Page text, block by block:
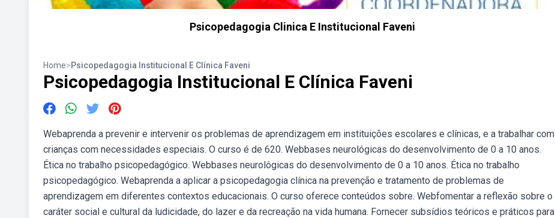
Psicopedagogia Clinica E Institucional Faveni
Home>Psicopedagogia Institucional E Clínica Faveni
Psicopedagogia Institucional E Clínica Faveni
Webaprenda a prevenir e intervenir os problemas de aprendizagem em instituições escolares e clínicas, e a trabalhar com
crianças com necessidades especiais. O curso é de 620. Webbases neurológicas do desenvolvimento de 0 a 10 anos.
Ética no trabalho psicopedagógico. Webbases neurológicas do desenvolvimento de 0 a 10 anos. Ética no trabalho
psicopedagógico. Webaprenda a aplicar a psicopedagogia clínica na prevenção e tratamento de problemas de
aprendizagem em diferentes contextos educacionais. O curso oferece conteúdos sobre. Webfomentar a reflexão sobre o
caráter social e cultural da ludicidade, do lazer e da recreação na vida humana. Fornecer subsídios teóricos e práticos para